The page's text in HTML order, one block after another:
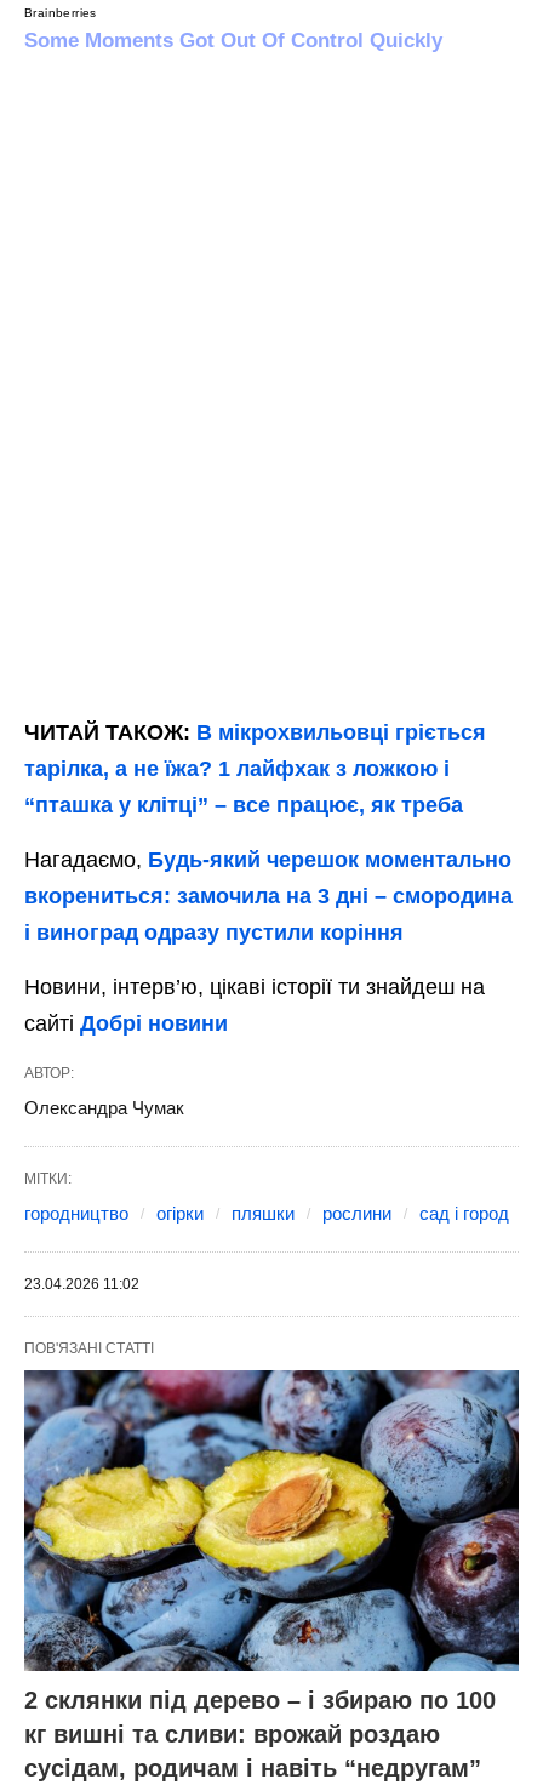
ЧИТАЙ ТАКОЖ: В мікрохвильовці гріється
тарілка, а не їжа? 1 лайфхак з ложкою і
“пташка у клітці” – все працює, як треба
Нагадаємо, Будь-який черешок моментально
вкорениться: замочила на 3 дні – смородина
і виноград одразу пустили коріння
Новини, інтерв’ю, цікаві історії ти знайдеш на
сайті Добрі новини
АВТОР:
Олександра Чумак
МІТКИ:
городництво огірки пляшки рослини сад і город
23.04.2026 11:02
ПОВ'ЯЗАНІ СТАТТІ
2 склянки під дерево – і збираю по 100
кг вишні та сливи: врожай роздаю
сусідам, родичам і навіть “недругам”